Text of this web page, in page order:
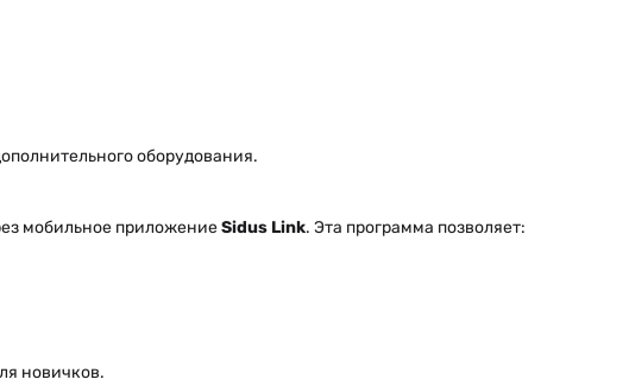
оборудования.
мобильное приложениеSidus Link. Эта программа позволяет:
новичков.